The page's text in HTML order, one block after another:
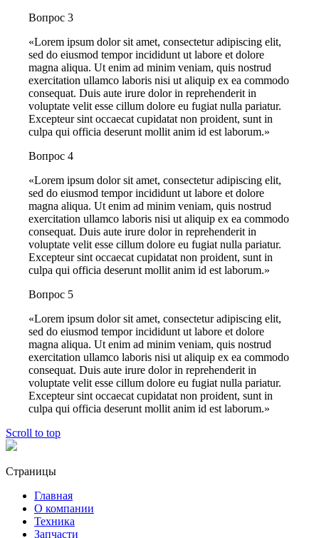
Вопрос 3
«Lorem ipsum dolor sit amet, consectetur adipiscing elit,
sed do eiusmod tempor incididunt ut labore et dolore
magna aliqua. Ut enim ad minim veniam, quis nostrud
exercitation ullamco laboris nisi ut aliquip ex ea commodo
consequat. Duis aute irure dolor in reprehenderit in
voluptate velit esse cillum dolore eu fugiat nulla pariatur.
Excepteur sint occaecat cupidatat non proident, sunt in
culpa qui officia deserunt mollit anim id est laborum.»
Вопрос 4
«Lorem ipsum dolor sit amet, consectetur adipiscing elit,
sed do eiusmod tempor incididunt ut labore et dolore
magna aliqua. Ut enim ad minim veniam, quis nostrud
exercitation ullamco laboris nisi ut aliquip ex ea commodo
consequat. Duis aute irure dolor in reprehenderit in
voluptate velit esse cillum dolore eu fugiat nulla pariatur.
Excepteur sint occaecat cupidatat non proident, sunt in
culpa qui officia deserunt mollit anim id est laborum.»
Вопрос 5
«Lorem ipsum dolor sit amet, consectetur adipiscing elit,
sed do eiusmod tempor incididunt ut labore et dolore
magna aliqua. Ut enim ad minim veniam, quis nostrud
exercitation ullamco laboris nisi ut aliquip ex ea commodo
consequat. Duis aute irure dolor in reprehenderit in
voluptate velit esse cillum dolore eu fugiat nulla pariatur.
Excepteur sint occaecat cupidatat non proident, sunt in
culpa qui officia deserunt mollit anim id est laborum.»
Scroll to top
Страницы
Главная
О компании
Техника
Запчасти